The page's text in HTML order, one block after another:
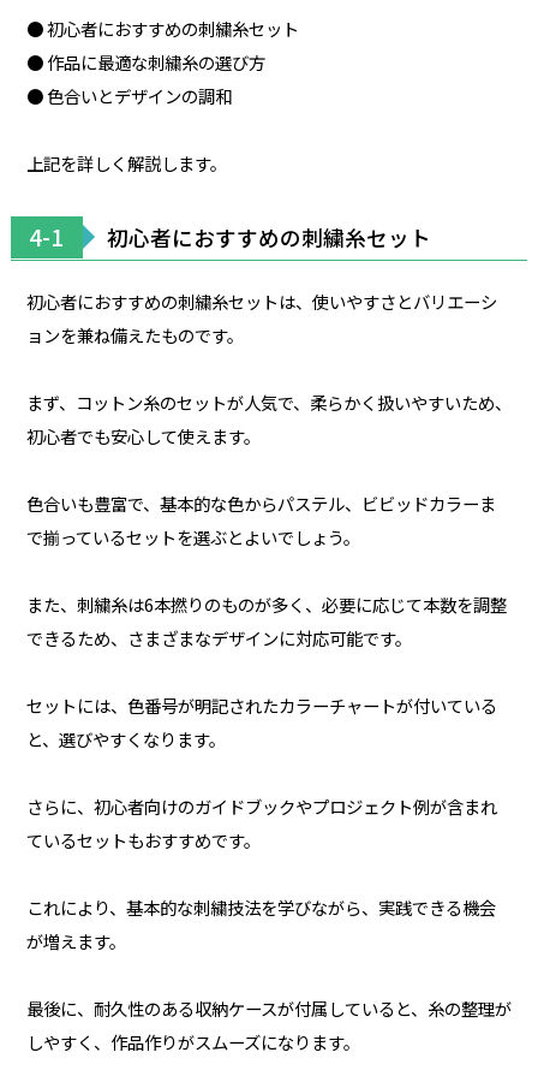
● 初心者におすすめの刺繍糸セット
● 作品に最適な刺繍糸の選び方
● 色合いとデザインの調和
上記を詳しく解説します。
4-1 初心者におすすめの刺繍糸セット
初心者におすすめの刺繍糸セットは、使いやすさとバリエーシ
ョンを兼ね備えたものです。
まず、コットン糸のセットが人気で、柔らかく扱いやすいため、
初心者でも安心して使えます。
色合いも豊富で、基本的な色からパステル、ビビッドカラーま
で揃っているセットを選ぶとよいでしょう。
また、刺繍糸は6本撚りのものが多く、必要に応じて本数を調整
できるため、さまざまなデザインに対応可能です。
セットには、色番号が明記されたカラーチャートが付いている
と、選びやすくなります。
さらに、初心者向けのガイドブックやプロジェクト例が含まれ
ているセットもおすすめです。
これにより、基本的な刺繍技法を学びながら、実践できる機会
が増えます。
最後に、耐久性のある収納ケースが付属していると、糸の整理が
しやすく、作品作りがスムーズになります。